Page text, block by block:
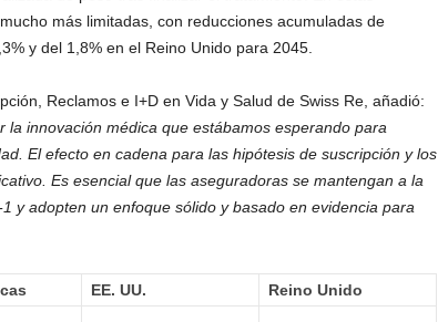
más limitadas, con reducciones acumuladas de
y del 1,8% en el Reino Unido para 2045.
Reclamos e I+D en Vida y Salud de Swiss Re, añadió:
la innovación médica que estábamos esperando para
El efecto en cadena para las hipótesis de suscripción y los
Es esencial que las aseguradoras se mantengan a la
y adopten un enfoque sólido y basado en evidencia para
EE. UU. Reino Unido